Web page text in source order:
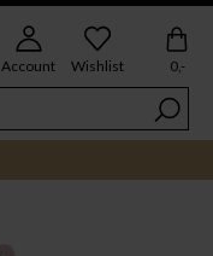
Account Wishlist 0,-